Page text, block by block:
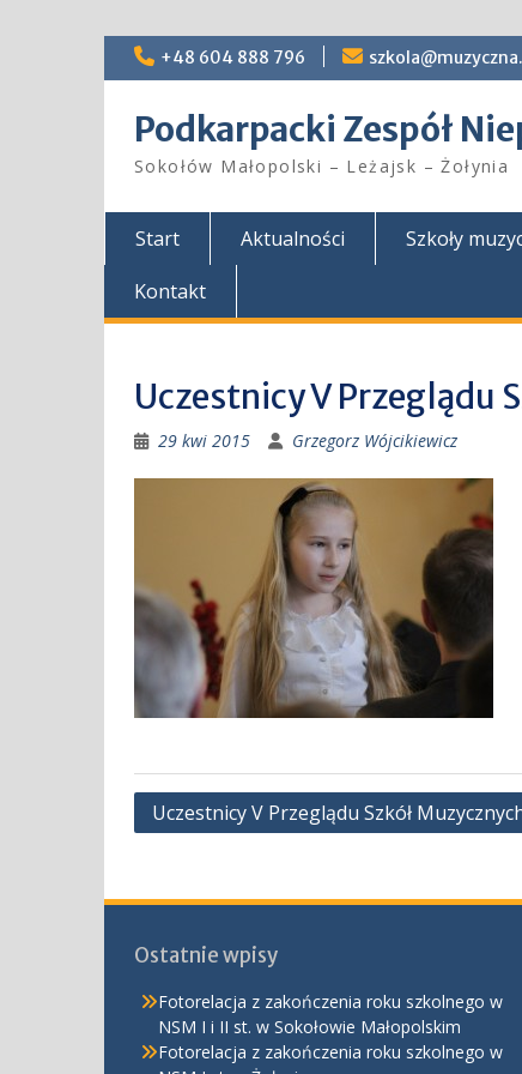
Skip
+48 604 888 796
Podkarpacki Zespół
Sokołów Małopolski – Leżajsk – Żołynia
Start Aktualności Szkoły
Kontakt
Uczestnicy V Przeglądu
29 kwi 2015 Grzegorz Wójcikiewicz
Nawigacja
Uczestnicy V Przeglądu Szkół
Ostatnie wpisy
Fotorelacja z zakończenia roku szkolnego w
NSM I i II st. w Sokołowie Małopolskim
Fotorelacja z zakończenia roku szkolnego w